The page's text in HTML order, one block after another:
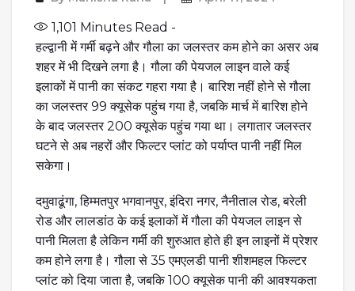
1,101 Minutes Read -
हल्द्वानी में गर्मी बढ़ने और गौला का जलस्तर कम होने का असर अब
शहर में भी दिखने लगा है। गौला की पेयजल लाइन वाले कई
इलाकों में पानी का संकट गहरा गया है। बारिश नहीं होने से गौला
का जलस्तर 99 क्यूसेक पहुंच गया है, जबकि मार्च में बारिश होने
के बाद जलस्तर 200 क्यूसेक पहुंच गया था। लगातार जलस्तर
घटने से अब नहरों और फिल्टर प्लांट को पर्याप्त पानी नहीं मिल
सकेगा।
दमुवाढूंगा, हिम्मतपुर भगवानपुर, इंदिरा नगर, नैनीताल रोड, बरेली
रोड और लालडांठ के कई इलाकों में गौला की पेयजल लाइन से
पानी मिलता है लेकिन गर्मी की शुरुआत होते ही इन लाइनों में प्रेशर
कम होने लगा है। गौला से 35 एमएलडी पानी शीशमहल फिल्टर
प्लांट को दिया जाता है, जबकि 100 क्यूसेक पानी की आवश्यकता